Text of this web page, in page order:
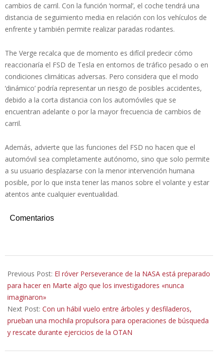
cambios de carril. Con la función ‘normal’, el coche tendrá una
distancia de seguimiento media en relación con los vehículos de
enfrente y también permite realizar paradas rodantes.
The Verge recalca que de momento es difícil predecir cómo
reaccionaría el FSD de Tesla en entornos de tráfico pesado o en
condiciones climáticas adversas. Pero considera que el modo
‘dinámico’ podría representar un riesgo de posibles accidentes,
debido a la corta distancia con los automóviles que se
encuentran adelante o por la mayor frecuencia de cambios de
carril.
Además, advierte que las funciones del FSD no hacen que el
automóvil sea completamente autónomo, sino que solo permite
a su usuario desplazarse con la menor intervención humana
posible, por lo que insta tener las manos sobre el volante y estar
atentos ante cualquier eventualidad.
Comentarios
01-
15
Previous Post: El róver Perseverance de la NASA está preparado
para hacer en Marte algo que los investigadores «nunca
imaginaron»
Next Post: Con un hábil vuelo entre árboles y desfiladeros,
prueban una mochila propulsora para operaciones de búsqueda
y rescate durante ejercicios de la OTAN